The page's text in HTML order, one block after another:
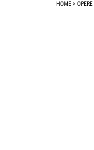
HOME > OPERE